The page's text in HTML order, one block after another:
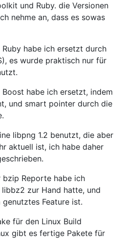
und Ruby. die Versionen
nehme an, dass es sowas
habe ich ersetzt durch
es wurde praktisch nur für
habe ich ersetzt, indem
und smart pointer durch die
libpng 1.2 benutzt, die aber
aktuell ist, ich habe daher
Reporte habe ich
zur Hand hatte, und
Feature ist.
für den Linux Build
gibt es fertige Pakete für